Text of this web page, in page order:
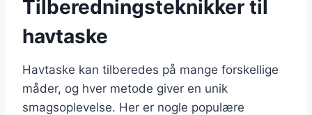
Tilberedningsteknikker til
havtaske
Havtaske kan tilberedes på mange forskellige
måder, og hver metode giver en unik
smagsoplevelse. Her er nogle populære